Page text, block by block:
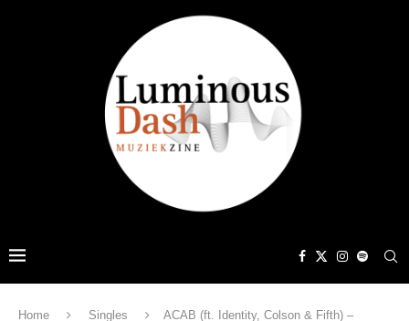
Home Singles
ACAB (ft. Identity, Colson & Fifth) –